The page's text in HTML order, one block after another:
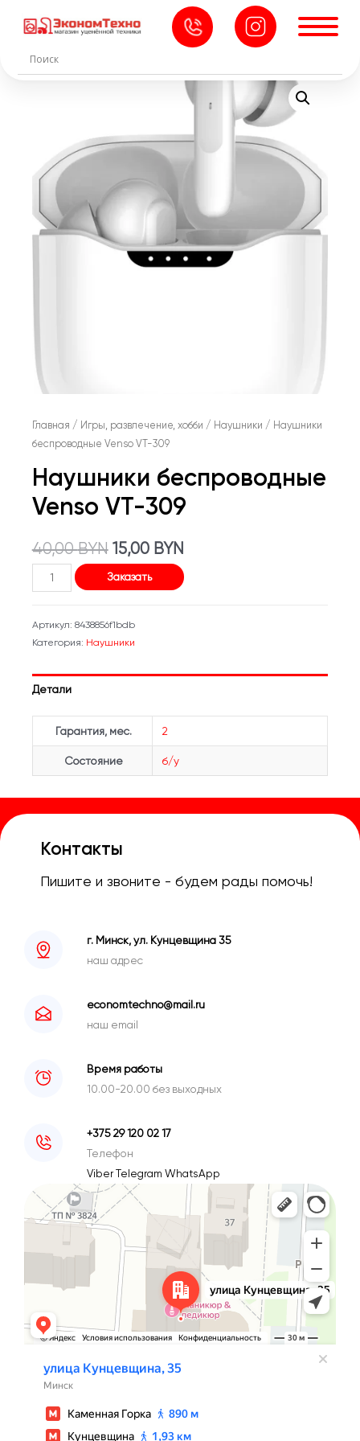
Главная / Игры, развлечение, хобби / Наушники / Наушники
беспроводные Venso VT-309
Наушники беспроводные
Venso VT-309
40,00BYN Первоначальная
цена
40,00 BYN.
15,00 BYNТекущая
цена:
Количество
товара
беспроводные
VT-
309
Заказать
Артикул: 8438856f1bdb
Категория: Наушники
Детали
Гарантия, мес. 2
Состояние б/у
Контакты
Пишите и звоните - будем рады помочь!
г. Минск, ул. Кунцевщина 35
наш адрес
economtechno@mail.ru
наш email
Время работы
10.00-20.00 без выходных
+375 29 120 02 17
Телефон
ViberTelegram WhatsApp
Минск
Улица Кунцевщина, 35 — Яндекс Карты